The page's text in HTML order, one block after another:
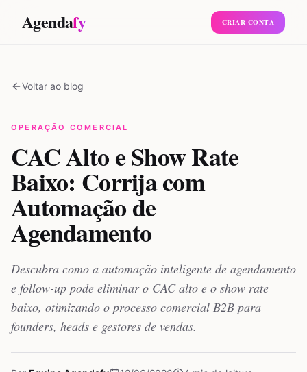
Agendafy CRIAR CONTA
Voltar ao blog
OPERAÇÃO COMERCIAL
CAC Alto e Show Rate
Baixo: Corrija com
Automação de
Agendamento
Descubra como a automação inteligente de agendamento
e follow-up pode eliminar o CAC alto e o show rate
baixo, otimizando o processo comercial B2B para
founders, heads e gestores de vendas.